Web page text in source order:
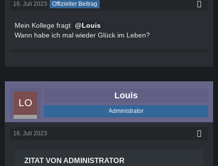
16. Juli 2023 Offizieller Beitrag
Mein Kollege fragt
Louis
Wann habe ich mal wieder Glück im Leben?
Louis
Administrator
16. Juli 2023
ZITAT VON ADMINISTRATOR